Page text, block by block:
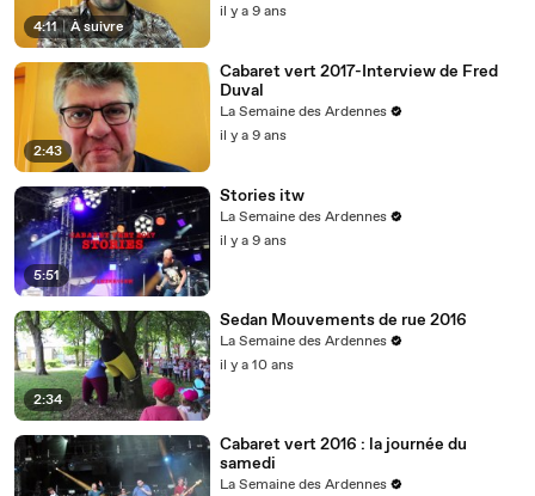
4:11 | À suivre
il y a 9 ans
2:43
Cabaret vert 2017-Interview de Fred
Duval
La Semaine des Ardennes
il y a 9 ans
5:51
Stories itw
La Semaine des Ardennes
il y a 9 ans
2:34
Sedan Mouvements de rue 2016
La Semaine des Ardennes
il y a 10 ans
Cabaret vert 2016 : la journée du
samedi
La Semaine des Ardennes